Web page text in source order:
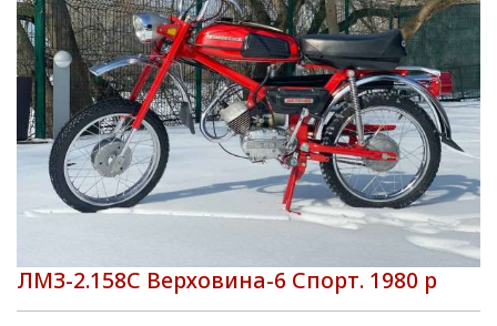
ЛМЗ-2.158С Верховина-6 Спорт. 1980 р